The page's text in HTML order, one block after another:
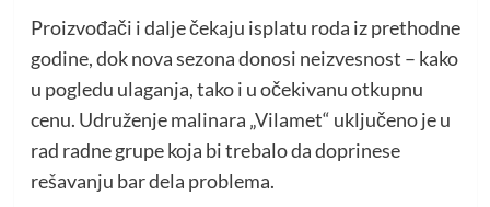
Proizvođači i dalje čekaju isplatu roda iz prethodne
godine, dok nova sezona donosi neizvesnost – kako
u pogledu ulaganja, tako i u očekivanu otkupnu
cenu. Udruženje malinara „Vilamet“ uključeno je u
rad radne grupe koja bi trebalo da doprinese
rešavanju bar dela problema.